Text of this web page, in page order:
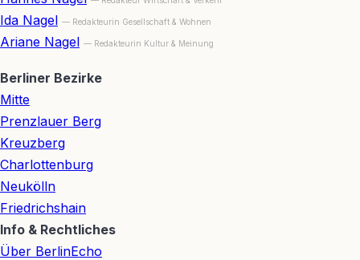
Ida Nagel — Redakteurin Gesellschaft & Wohnen
Ariane Nagel — Redakteurin Kultur & Meinung
Berliner Bezirke
Mitte
Prenzlauer Berg
Kreuzberg
Charlottenburg
Neukölln
Friedrichshain
Info & Rechtliches
Über BerlinEcho